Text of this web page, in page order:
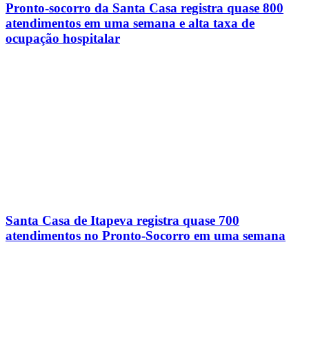
Pronto-socorro da Santa Casa registra quase 800
atendimentos em uma semana e alta taxa de
ocupação hospitalar
Santa Casa de Itapeva registra quase 700
atendimentos no Pronto-Socorro em uma semana